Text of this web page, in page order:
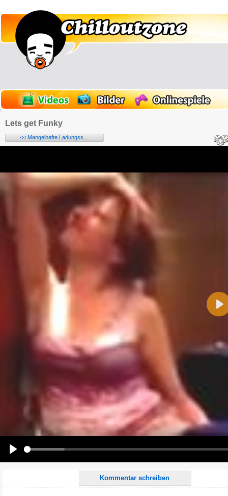
Lets get Funky
<< Mangelhafte Ladungss...
Kommentar schreiben
E-Mail-Adresse (optional):
Alle HTML-Tags außer <br>, <strike> und <i> werden aus Deinem Kommentar entfernt.
URLs werden automatisch umgewandelt. Bitte verwende "www." oder "http://" in URLs
Ich möchte eine E-Mail, wenn auf dieser Seite weitere Kommentare erscheinen.